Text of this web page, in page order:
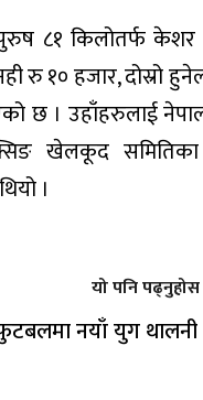
८१ किलोतर्फ केशर
रु १० हजार, दोस्रो
छ । उहाँहरुलाई
खेलकूद
।
यो पनि पढ्नुहोस
फुटबलमा नयाँ युग थालनी